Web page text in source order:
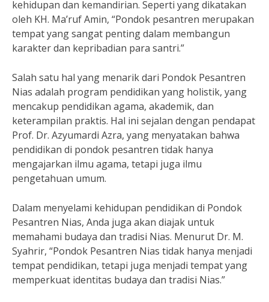
kehidupan dan kemandirian. Seperti yang dikatakan
oleh KH. Ma’ruf Amin, “Pondok pesantren merupakan
tempat yang sangat penting dalam membangun
karakter dan kepribadian para santri.”
Salah satu hal yang menarik dari Pondok Pesantren
Nias adalah program pendidikan yang holistik, yang
mencakup pendidikan agama, akademik, dan
keterampilan praktis. Hal ini sejalan dengan pendapat
Prof. Dr. Azyumardi Azra, yang menyatakan bahwa
pendidikan di pondok pesantren tidak hanya
mengajarkan ilmu agama, tetapi juga ilmu
pengetahuan umum.
Dalam menyelami kehidupan pendidikan di Pondok
Pesantren Nias, Anda juga akan diajak untuk
memahami budaya dan tradisi Nias. Menurut Dr. M.
Syahrir, “Pondok Pesantren Nias tidak hanya menjadi
tempat pendidikan, tetapi juga menjadi tempat yang
memperkuat identitas budaya dan tradisi Nias.”